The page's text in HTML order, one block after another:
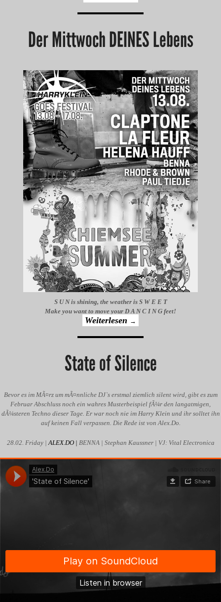
Der Mittwoch DEINES Lebens
S U N is shining, the weather is S W E E T
Make you want to move your D A N C I N G feet!
Weiterlesen →
State of Silence
Bevor es im MÃ¤rz um mÃ¤nnliche DJ`s erstmal ziemlich silent wird, gibt es zum
Februar Abschluss noch ein wahres Musterbeispiel fÃ¼r den langatmigen,
dÃ¼steren Techno dieser Tage. Er war noch nie im Harry Klein und ihr solltet ihn
auf keinen Fall verpassen. Die Rede ist von Alex.Do.
28.02. Friday | ALEX.DO | BENNA | Stephan Kaussner | VJ: Vital Electronica